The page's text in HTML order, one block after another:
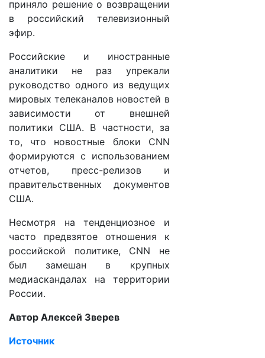
приняло решение о возвращении
в российский телевизионный
эфир.
Российские и иностранные
аналитики не раз упрекали
руководство одного из ведущих
мировых телеканалов новостей в
зависимости от внешней
политики США. В частности, за
то, что новостные блоки CNN
формируются с использованием
отчетов, пресс-релизов и
правительственных документов
США.
Несмотря на тенденциозное и
часто предвзятое отношения к
российской политике, CNN не
был замешан в крупных
медиаскандалах на территории
России.
Автор Алексей Зверев
Источник